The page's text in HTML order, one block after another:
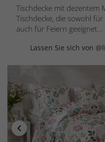
Tischdecke mit dezentem
Tischdecke, die sowohl
auch für Feiern geeignet...
Lassen Sie sich von